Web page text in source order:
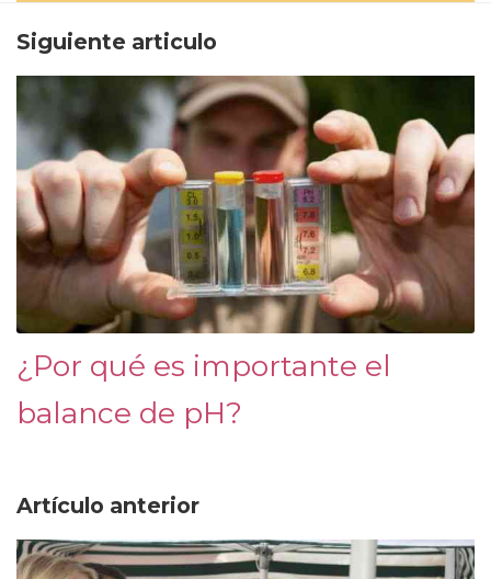
Siguiente articulo
¿Por qué es importante el
balance de pH?
Artículo anterior